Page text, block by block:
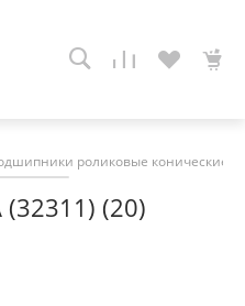
роликовые конические
(20)